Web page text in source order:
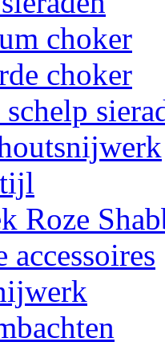
choker
choker
Roze
accessoires